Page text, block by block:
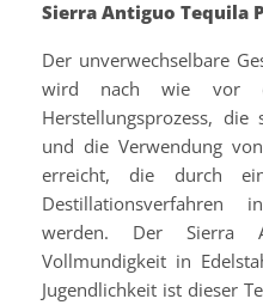
Sierra Antiguo Tequila
Der unverwechselbare
wird nach wie vor
Herstellungsprozess, die
und die Verwendung
erreicht, die durch
Destillationsverfahren
werden. Der Sierra
Vollmundigkeit in
Jugendlichkeit ist dieser